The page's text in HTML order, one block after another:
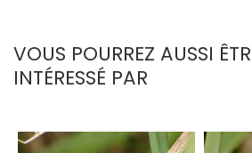
VOUS POURREZ AUSSI
INTÉRESSÉ PAR